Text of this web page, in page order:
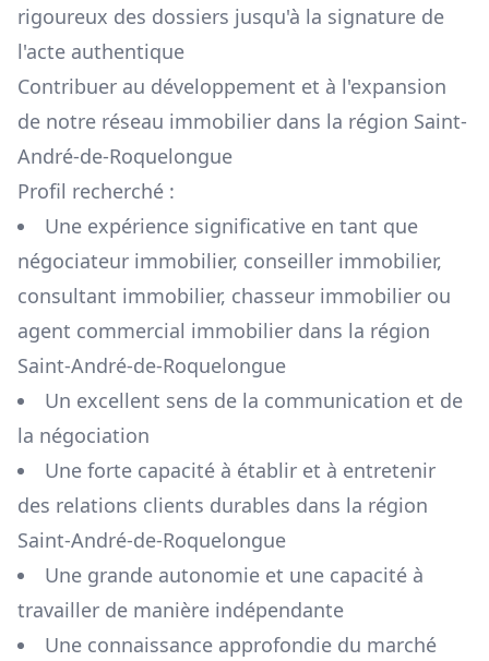
rigoureux des dossiers jusqu'à la signature de
l'acte authentique
Contribuer au développement et à l'expansion
de notre réseau immobilier dans la région Saint-
André-de-Roquelongue
Profil recherché :
Une expérience significative en tant que
négociateur immobilier, conseiller immobilier,
consultant immobilier, chasseur immobilier ou
agent commercial immobilier dans la région
Saint-André-de-Roquelongue
Un excellent sens de la communication et de
la négociation
Une forte capacité à établir et à entretenir
des relations clients durables dans la région
Saint-André-de-Roquelongue
Une grande autonomie et une capacité à
travailler de manière indépendante
Une connaissance approfondie du marché